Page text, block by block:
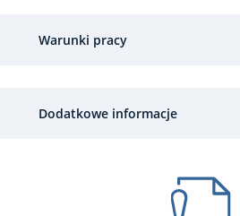
Warunki pracy
Dodatkowe informacje